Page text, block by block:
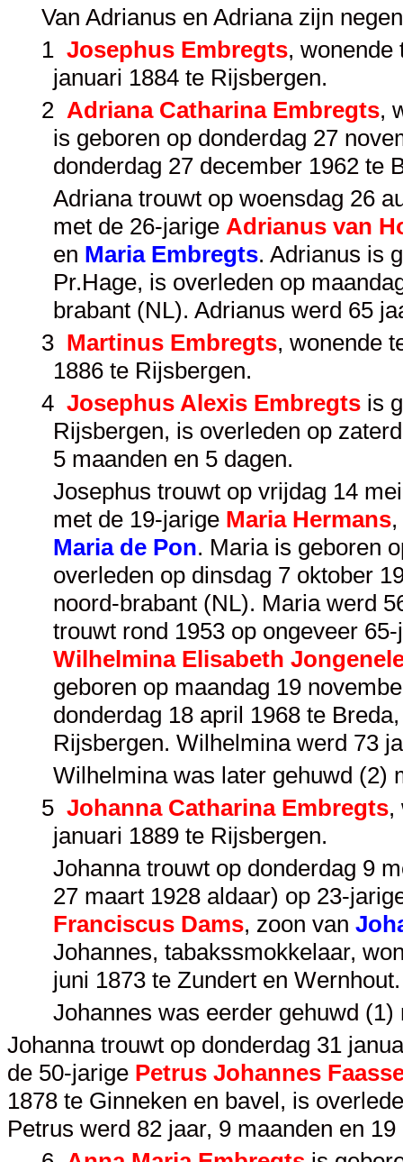
Van Adrianus en Adriana zijn
1 Josephus Embregts, wonende
januari 1884 te Rijsbergen.
2 Adriana Catharina Embregts,
is geboren op donderdag 27
donderdag 27 december 1962 te
Adriana trouwt op woensdag 26
met de 26-jarigeAdrianus van
en Maria Embregts. Adrianus is
Pr.Hage, is overleden op
brabant (NL). Adrianus werd 65
3 Martinus Embregts, wonende
1886 te Rijsbergen.
4 Josephus Alexis Embregts is
Rijsbergen, is overleden op
5 maanden en 5 dagen.
Josephus trouwt op vrijdag 14
met de 19-jarige Maria Hermans
Maria de Pon. Maria is geboren
overleden op dinsdag 7 oktober
noord-brabant (NL). Maria werd
trouwt rond 1953 op ongeveer
Wilhelmina Elisabeth
geboren op maandag 19
donderdag 18 april 1968 te
Rijsbergen. Wilhelmina werd 73
Wilhelmina was later gehuwd (2)
5 Johanna Catharina Embregts,
januari 1889 te Rijsbergen.
Johanna trouwt op donderdag 9
27 maart 1928 aldaar) op 23-
Franciscus Dams, zoon van
Johannes, tabakssmokkelaar,
juni 1873 te Zundert en Wernhout.
Johannes was eerder gehuwd (1)
Johanna trouwt op donderdag 31
de 50-jarige Petrus Johannes
1878 te Ginneken en bavel, is
Petrus werd 82 jaar, 9 maanden en 19